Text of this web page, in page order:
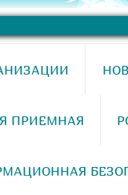
ПРИЕМНАЯ